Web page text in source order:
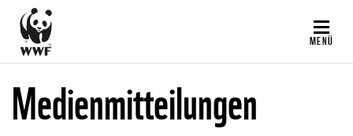
Direkt
zum
Inhalt
MENÜ
Medienmitteilungen